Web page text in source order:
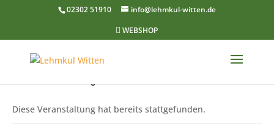
02302 51910 info@lehmkul-witten.de
 WEBSHOP
Diese Veranstaltung hat bereits stattgefunden.